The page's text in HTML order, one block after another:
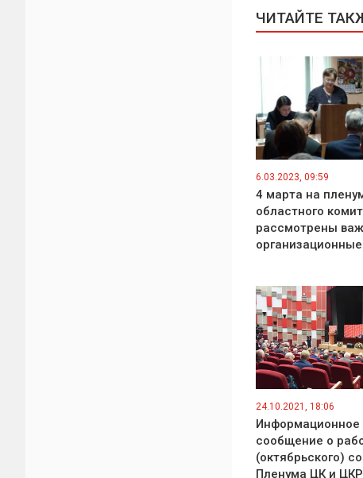
ЧИТАЙТЕ
6.03.2023, 09:59
4 марта на
областного
рассмотрены
24.10.2021, 18:06
Информационное
сообщение о
(октябрьского)
Пленума ЦК и